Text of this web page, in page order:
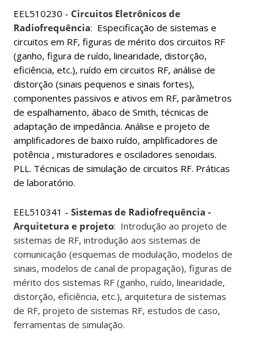
EEL510230 - Circuitos Eletrônicos de
Radiofrequência: Especificação de sistemas e
circuitos em RF, figuras de mérito dos circuitos RF
(ganho, figura de ruído, linearidade, distorção,
eficiência, etc.), ruído em circuitos RF, análise de
distorção (sinais pequenos e sinais fortes),
componentes passivos e ativos em RF, parâmetros
de espalhamento, ábaco de Smith, técnicas de
adaptação de impedância. Análise e projeto de
amplificadores de baixo ruído, amplificadores de
potência , misturadores e osciladores senoidais.
PLL. Técnicas de simulação de circuitos RF. Práticas
de laboratório.
EEL510341 -Sistemas de Radiofrequência -
Arquitetura e projeto: Introdução ao projeto de
sistemas de RF, introdução aos sistemas de
comunicação (esquemas de modulação, modelos de
sinais, modelos de canal de propagação), figuras de
mérito dos sistemas RF (ganho, ruído, linearidade,
distorção, eficiência, etc.), arquitetura de sistemas
de RF, projeto de sistemas RF, estudos de caso,
ferramentas de simulação.